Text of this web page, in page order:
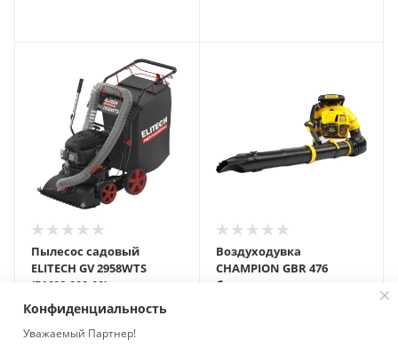
Пылесос садовый
ELITECH GV 2958WTS
(E1608.008.00)
бензиновый
Воздуходувка
CHAMPION GBR 476
бензиновая
Конфиденциальность
Уважаемый Партнер!